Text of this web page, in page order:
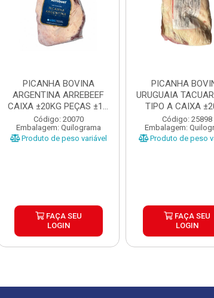
PICANHA BOVINA
ARGENTINA ARREBEEF
CAIXA ±20KG PEÇAS ±1,1
A 1...
Código: 20070
Embalagem: Quilograma
Produto de peso variável
FAÇA SEU
LOGIN
PICANHA
URUGUAIA
TIPO A CAIXA
PEÇAS ...
Código: 25898
Embalagem:
Produto de peso
FAÇA SEU
LOGIN